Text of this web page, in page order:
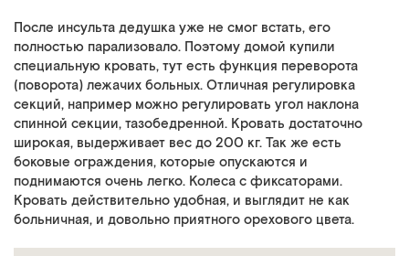
После инсульта дедушка уже не смог встать, его
полностью парализовало. Поэтому домой купили
специальную кровать, тут есть функция переворота
(поворота) лежачих больных. Отличная регулировка
секций, например можно регулировать угол наклона
спинной секции, тазобедренной. Кровать достаточно
широкая, выдерживает вес до 200 кг. Так же есть
боковые ограждения, которые опускаются и
поднимаются очень легко. Колеса с фиксаторами.
Кровать действительно удобная, и выглядит не как
больничная, и довольно приятного орехового цвета.